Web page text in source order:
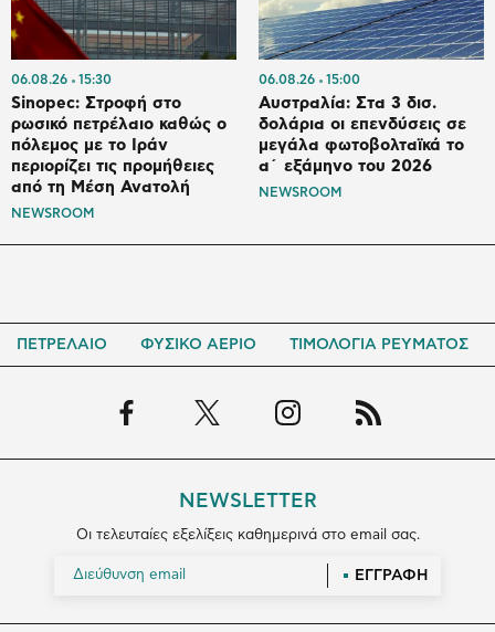
06.08.26 15:30
Sinopec: Στροφή στο
ρωσικό πετρέλαιο καθώς ο
πόλεμος με το Ιράν
περιορίζει τις προμήθειες
από τη Μέση Ανατολή
NEWSROOM
06.08.26 15:00
Αυστραλία: Στα 3 δισ.
δολάρια οι επενδύσεις σε
μεγάλα φωτοβολταϊκά το
α΄ εξάμηνο του 2026
NEWSROOM
ΠΕΤΡΕΛΑΙΟ ΦΥΣΙΚΟ ΑΕΡΙΟ ΤΙΜΟΛΟΓΙΑ ΡΕΥΜΑΤΟΣ
NEWSLETTER
Οι τελευταίες εξελίξεις καθημερινά στο email σας.
ΕΓΓΡΑΦΗ